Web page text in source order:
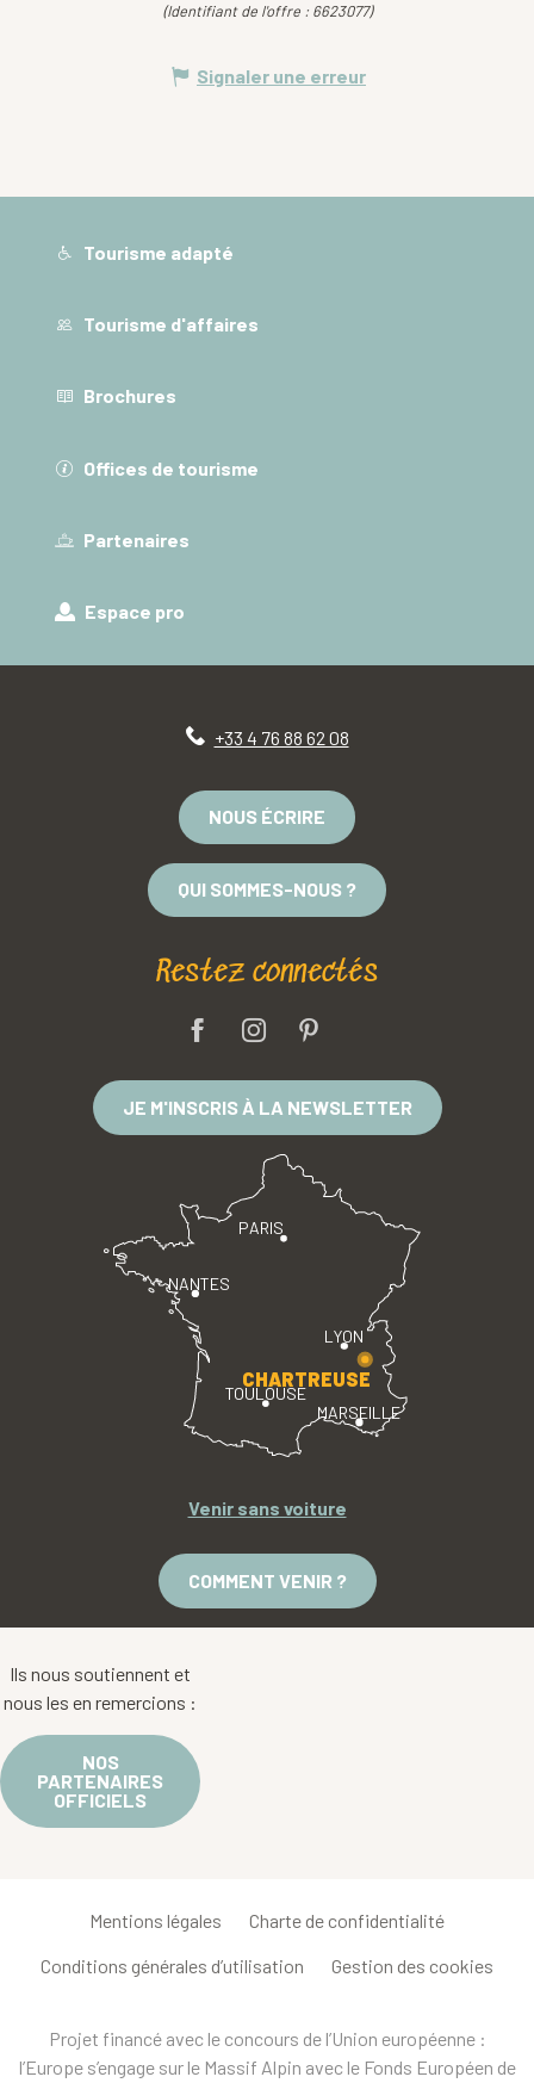
(Identifiant de l'offre : 6623077)
Signaler une erreur
Tourisme adapté
Tourisme d'affaires
Brochures
Offices de tourisme
Partenaires
Espace pro
+33 4 76 88 62 08
NOUS ÉCRIRE
QUI SOMMES-NOUS ?
Restez connectés
JE M'INSCRIS À LA NEWSLETTER
PARIS
LYON
TOULOUSE
MARSEILLE
NANTES
CHARTREUSE
Venir sans voiture
COMMENT VENIR ?
Ils nous soutiennent et
nous les en remercions :
NOS
PARTENAIRES
OFFICIELS
Mentions légales Charte de confidentialité
Conditions générales d’utilisation Gestion des cookies
Projet financé avec le concours de l’Union européenne :
l’Europe s’engage sur le Massif Alpin avec le Fonds Européen de